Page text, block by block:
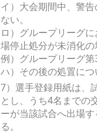
イ）大会期間中、警
ない。
ロ）グループリーグ
場停止処分が未消化
例）グループリーグ
ハ）その後の処置につ
7）選手登録用紙は、
とし、うち4名までの
ーが当該試合へ出場
る。